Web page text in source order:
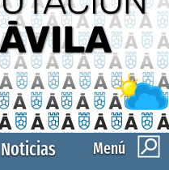
Menú
Noticias